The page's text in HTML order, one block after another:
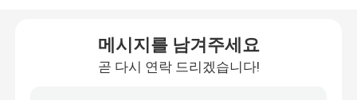
완전히 용접구 밸브
메시지를 남겨주세요
곧 다시 연락 드리겠습니다!